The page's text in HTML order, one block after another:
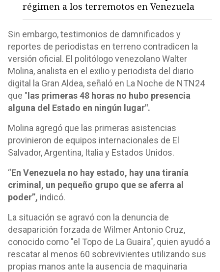
régimen a los terremotos en Venezuela
Sin embargo, testimonios de damnificados y
reportes de periodistas en terreno contradicen la
versión oficial. El politólogo venezolano Walter
Molina, analista en el exilio y periodista del diario
digital la Gran Aldea, señaló en La Noche de NTN24
que " las primeras 48 horas no hubo presencia
alguna del Estado en ningún lugar".
Molina agregó que las primeras asistencias
provinieron de equipos internacionales de El
Salvador, Argentina, Italia y Estados Unidos.
“En Venezuela no hay estado, hay una tiranía
criminal, un pequeño grupo que se aferra al
poder”, indicó.
La situación se agravó con la denuncia de
desaparición forzada de Wilmer Antonio Cruz,
conocido como "el Topo de La Guaira", quien ayudó a
rescatar al menos 60 sobrevivientes utilizando sus
propias manos ante la ausencia de maquinaria